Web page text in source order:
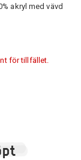
akryl med vävd
för tillfället.